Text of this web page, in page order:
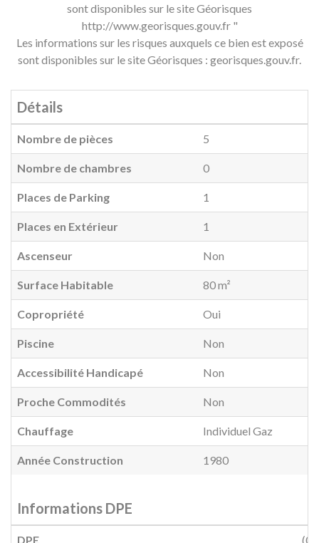
sont disponibles sur le site Géorisques
http://www.georisques.gouv.fr "
Les informations sur les risques auxquels ce bien est exposé
sont disponibles sur le site Géorisques : georisques.gouv.fr.
Détails
Nombre de pièces 5
Nombre de chambres 0
Places de Parking 1
Places en Extérieur 1
Ascenseur Non
Surface Habitable 80 m²
Copropriété Oui
Piscine Non
Accessibilité Handicapé Non
Proche Commodités Non
Chauffage Individuel Gaz
Année Construction 1980
Informations DPE
DPE (0)